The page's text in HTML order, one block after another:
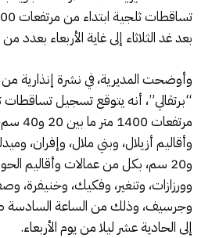
بعد غد الثلاثاء إلى غاية الأربعاء بعدد
وأوضحت المديرية، في نشرة إنذارية
“برتقالي”، أنه يتوقع تسجيل تساقطات
و20 سم، بكل من عمالات وأقاليم
وورزازات، وتنغير، وفكيك، وخنيفرة،
وجرسيف، وذلك من الساعة السادسة
إلى الحادية عشر ليلا من يوم الأربعاء.